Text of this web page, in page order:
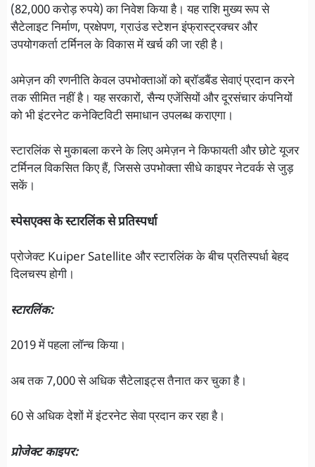
(82,000 करोड़ रुपये) का निवेश किया है। यह राशि मुख्य रूप से
सैटेलाइट निर्माण, प्रक्षेपण, ग्राउंड स्टेशन इंफ्रास्ट्रक्चर और
उपयोगकर्ता टर्मिनल के विकास में खर्च की जा रही है।
अमेज़न की रणनीति केवल उपभोक्ताओं को ब्रॉडबैंड सेवाएं प्रदान करने
तक सीमित नहीं है। यह सरकारों, सैन्य एजेंसियों और दूरसंचार कंपनियों
को भी इंटरनेट कनेक्टिविटी समाधान उपलब्ध कराएगा।
स्टारलिंक से मुकाबला करने के लिए अमेज़न ने किफायती और छोटे यूजर
टर्मिनल विकसित किए हैं, जिससे उपभोक्ता सीधे काइपर नेटवर्क से जुड़
सकें।
स्पेसएक्स के स्टारलिंक से प्रतिस्पर्धा
प्रोजेक्ट Kuiper Satellite और स्टारलिंक के बीच प्रतिस्पर्धा बेहद
दिलचस्प होगी।
स्टारलिंक:
2019 में पहला लॉन्च किया।
अब तक 7,000 से अधिक सैटेलाइट्स तैनात कर चुका है।
60 से अधिक देशों में इंटरनेट सेवा प्रदान कर रहा है।
प्रोजेक्ट काइपर: